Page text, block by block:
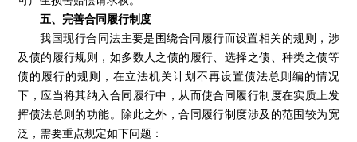
五、完善合同履行制度
我国现行合同法主要是围绕合同履行而设置相关的规则，涉
及债的履行规则，如多数人之债的履行、选择之债、种类之债等
债的履行的规则，在立法机关计划不再设置债法总则编的情况
下，应当将其纳入合同履行中，从而使合同履行制度在实质上发
挥债法总则的功能。除此之外，合同履行制度涉及的范围较为宽
泛，需要重点规定如下问题：